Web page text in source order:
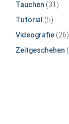
Tauchen (31)
Tutorial (5)
Videografie(26)
Zeitgeschehen